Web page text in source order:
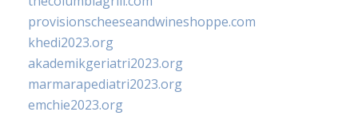
provisionscheeseandwineshoppe.com
khedi2023.org
akademikgeriatri2023.org
marmarapediatri2023.org
emchie2023.org